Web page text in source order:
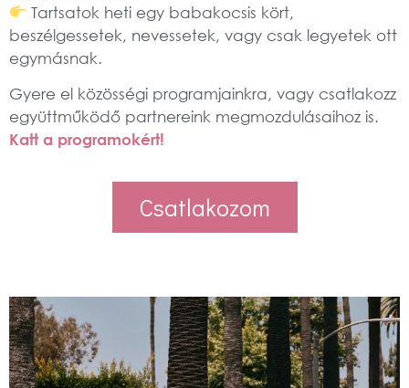
Tartsatok heti egy babakocsis kört,
beszélgessetek, nevessetek, vagy csak legyetek ott
egymásnak.
Gyere el közösségi programjainkra, vagy csatlakozz
együttműködő partnereink megmozdulásaihoz is.
Katt a programokért!
Csatlakozom